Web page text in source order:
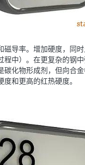
磁导率。增加硬度，同
程中）。在更复杂的钢
碳化物形成剂，但向合
和更高的红热硬度。